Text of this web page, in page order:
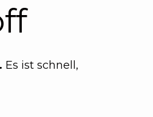
Es ist schnell,